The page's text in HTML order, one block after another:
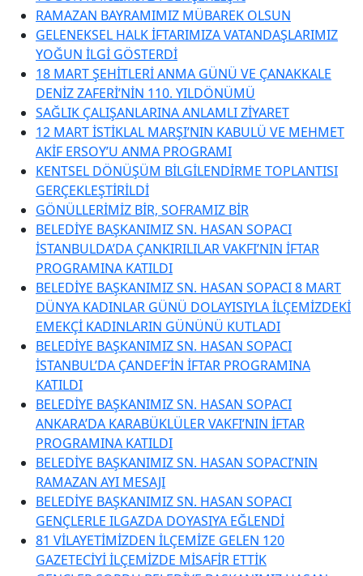
RAMAZAN BAYRAMIMIZ MÜBAREK OLSUN
GELENEKSEL HALK İFTARIMIZA VATANDAŞLARIMIZ
YOĞUN İLGİ GÖSTERDİ
18 MART ŞEHİTLERİ ANMA GÜNÜ VE ÇANAKKALE
DENİZ ZAFERİ’NİN 110. YILDÖNÜMÜ
SAĞLIK ÇALIŞANLARINA ANLAMLI ZİYARET
12 MART İSTİKLAL MARŞI’NIN KABULÜ VE MEHMET
AKİF ERSOY’U ANMA PROGRAMI
KENTSEL DÖNÜŞÜM BİLGİLENDİRME TOPLANTISI
GERÇEKLEŞTİRİLDİ
GÖNÜLLERİMİZ BİR, SOFRAMIZ BİR
BELEDİYE BAŞKANIMIZ SN. HASAN SOPACI
İSTANBULDA’DA ÇANKIRILILAR VAKFI’NIN İFTAR
PROGRAMINA KATILDI
BELEDİYE BAŞKANIMIZ SN. HASAN SOPACI 8 MART
DÜNYA KADINLAR GÜNÜ DOLAYISIYLA İLÇEMİZDEKİ
EMEKÇİ KADINLARIN GÜNÜNÜ KUTLADI
BELEDİYE BAŞKANIMIZ SN. HASAN SOPACI
İSTANBUL’DA ÇANDEF’İN İFTAR PROGRAMINA
KATILDI
BELEDİYE BAŞKANIMIZ SN. HASAN SOPACI
ANKARA’DA KARABÜKLÜLER VAKFI’NIN İFTAR
PROGRAMINA KATILDI
BELEDİYE BAŞKANIMIZ SN. HASAN SOPACI’NIN
RAMAZAN AYI MESAJI
BELEDİYE BAŞKANIMIZ SN. HASAN SOPACI
GENÇLERLE ILGAZDA DOYASIYA EĞLENDİ
81 VİLAYETİMİZDEN İLÇEMİZE GELEN 120
GAZETECİYİ İLÇEMİZDE MİSAFİR ETTİK